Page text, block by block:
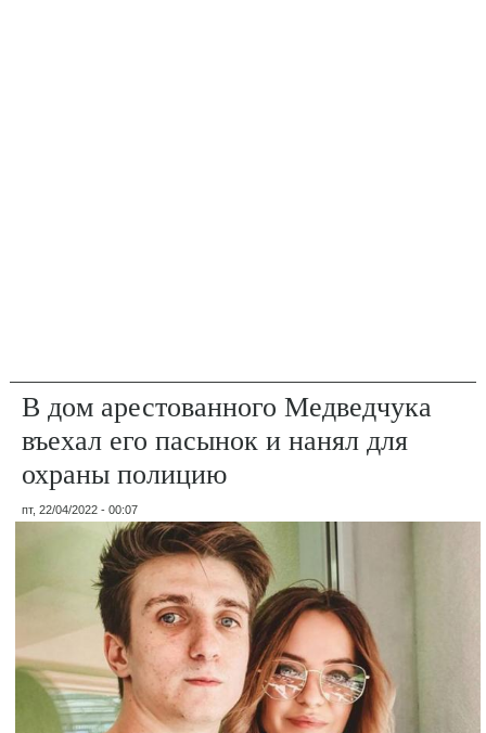
В дом арестованного Медведчука
въехал его пасынок и нанял для
охраны полицию
пт, 22/04/2022 - 00:07